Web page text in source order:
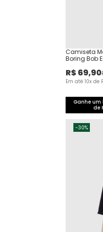
Camiseta
Boring Bob
R$69,90
Em até 10x de
Ganhe um
de
-30%